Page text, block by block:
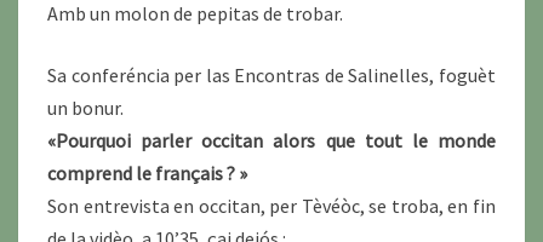
Amb un molon de pepitas de trobar.
Sa conferéncia per las Encontras de Salinelles, foguèt
un bonur.
«Pourquoi parler occitan alors que tout le monde
comprend le français ? »
Son entrevista en occitan, per Tèvéòc, se troba, en fin